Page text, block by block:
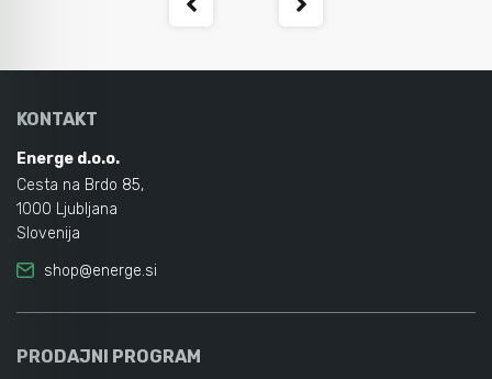
KONTAKT
Energe d.o.o.
Cesta na Brdo 85,
1000 Ljubljana
Slovenija
shop@energe.si
PRODAJNI PROGRAM